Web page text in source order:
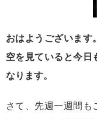
おはようございます
空を見ていると今日
なります。
さて、先週一週間も